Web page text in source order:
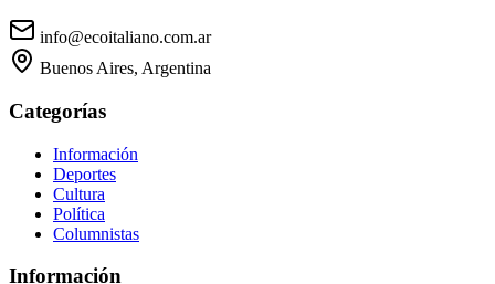
info@ecoitaliano.com.ar
Buenos Aires, Argentina
Categorías
Información
Deportes
Cultura
Política
Columnistas
Información